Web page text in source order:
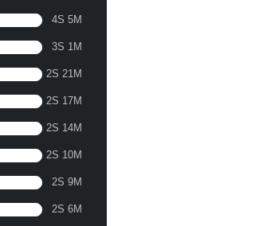
4S 5M
3S 1M
2S 21M
2S 17M
2S 14M
2S 10M
2S 9M
2S 6M